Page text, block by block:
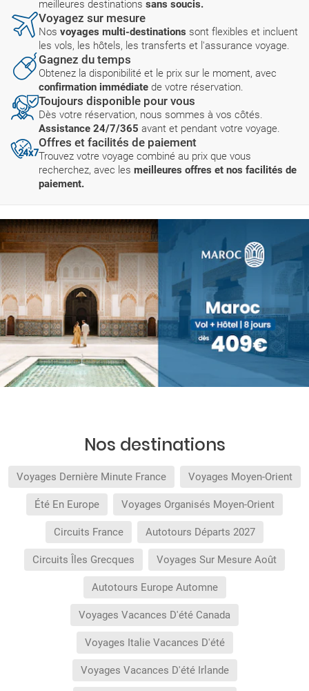
meilleures destinations sans soucis.
Voyagez sur mesure
Nos voyages multi-destinations sont flexibles et incluent
les vols, les hôtels, les transferts et l'assurance voyage.
Gagnez du temps
Obtenez la disponibilité et le prix sur le moment, avec
confirmation immédiate de votre réservation.
Toujours disponible pour vous
Dès votre réservation, nous sommes à vos côtés.
Assistance 24/7/365 avant et pendant votre voyage.
Offres et facilités de paiement
Trouvez votre voyage combiné au prix que vous
recherchez, avec les meilleures offres et nos facilités de
paiement.
Nos destinations
Voyages Dernière Minute France Voyages Moyen-Orient
Été En Europe Voyages Organisés Moyen-Orient
Circuits France Autotours Départs 2027
Circuits Îles Grecques Voyages Sur Mesure Août
Autotours Europe Automne
Voyages Vacances D'été Canada
Voyages Italie Vacances D'été
Voyages Vacances D'été Irlande